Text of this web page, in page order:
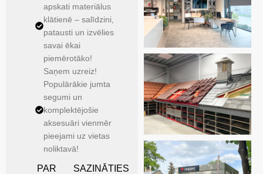
apskati materiālus
klātienē – salīdzini,
patausti un izvēlies
savai ēkai
piemērotāko!
Saņem uzreiz!
Populārākie jumta
segumi un
komplektējošie
aksesuāri vienmēr
pieejami uz vietas
noliktavā!
PAR
SAZINĀTIES